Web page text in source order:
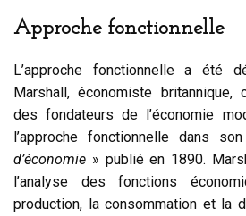
Approche fonctionnelle
L’approche fonctionnelle a été
Marshall, économiste britannique,
des fondateurs de l’économie
l’approche fonctionnelle dans
d’économie » publié en 1890.
l’analyse des fonctions
production, la consommation et la